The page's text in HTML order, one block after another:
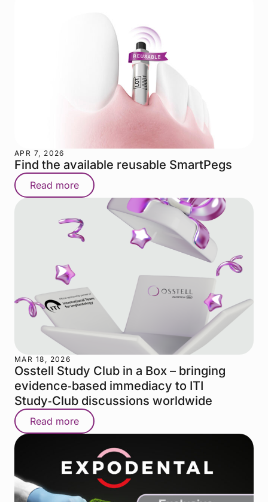
APR 7, 2026
Find the available reusable SmartPegs
Read more
MAR 18, 2026
Osstell Study Club in a Box – bringing
evidence‑based immediacy to ITI
Study‑Club discussions worldwide
Read more